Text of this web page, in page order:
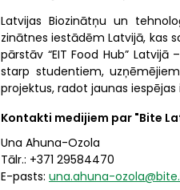
Latvijas Biozinātņu un
zinātnes iestādēm Latvijā, kas
pārstāv “EIT Food Hub”
starp studentiem,
projektus, radot jaunas
Kontakti medijiem par "Bite
Una Ahuna-Ozola
Tālr.: +371 29584470
E-pasts: una.ahuna-